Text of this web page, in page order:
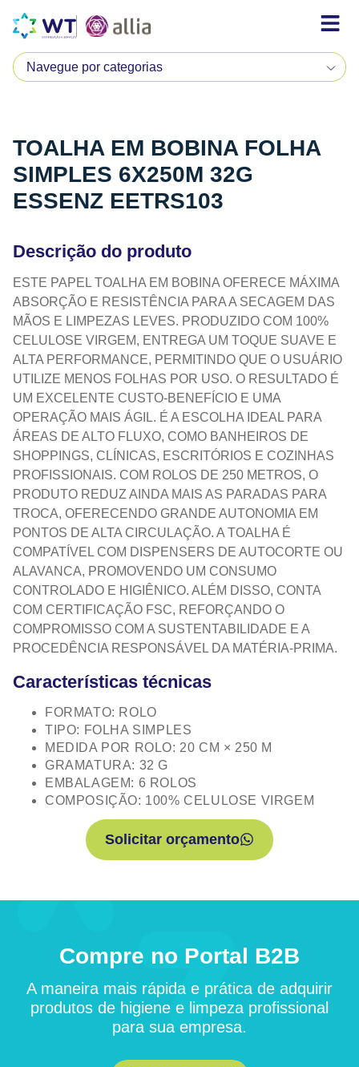
TOALHA EM BOBINA FOLHA
SIMPLES 6X250M 32G
ESSENZ EETRS103
Descrição do produto
ESTE PAPEL TOALHA EM BOBINA OFERECE MÁXIMA
ABSORÇÃO E RESISTÊNCIA PARA A SECAGEM DAS
MÃOS E LIMPEZAS LEVES. PRODUZIDO COM 100%
CELULOSE VIRGEM, ENTREGA UM TOQUE SUAVE E
ALTA PERFORMANCE, PERMITINDO QUE O USUÁRIO
UTILIZE MENOS FOLHAS POR USO. O RESULTADO É
UM EXCELENTE CUSTO-BENEFÍCIO E UMA
OPERAÇÃO MAIS ÁGIL. É A ESCOLHA IDEAL PARA
ÁREAS DE ALTO FLUXO, COMO BANHEIROS DE
SHOPPINGS, CLÍNICAS, ESCRITÓRIOS E COZINHAS
PROFISSIONAIS. COM ROLOS DE 250 METROS, O
PRODUTO REDUZ AINDA MAIS AS PARADAS PARA
TROCA, OFERECENDO GRANDE AUTONOMIA EM
PONTOS DE ALTA CIRCULAÇÃO. A TOALHA É
COMPATÍVEL COM DISPENSERS DE AUTOCORTE OU
ALAVANCA, PROMOVENDO UM CONSUMO
CONTROLADO E HIGIÊNICO. ALÉM DISSO, CONTA
COM CERTIFICAÇÃO FSC, REFORÇANDO O
COMPROMISSO COM A SUSTENTABILIDADE E A
PROCEDÊNCIA RESPONSÁVEL DA MATÉRIA-PRIMA.
Características técnicas
FORMATO: ROLO
TIPO: FOLHA SIMPLES
MEDIDA POR ROLO: 20 CM × 250 M
GRAMATURA: 32 G
EMBALAGEM: 6 ROLOS
COMPOSIÇÃO: 100% CELULOSE VIRGEM
Solicitar orçamento
Compre no Portal B2B
A maneira mais rápida e prática de adquirir
produtos de higiene e limpeza profissional
para sua empresa.